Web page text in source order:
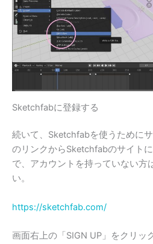
Sketchfabに登録する
続いて、Sketchfabを使うために
のリンクからSketchfabのサイト
で、アカウントを持っていない方
い。
https://sketchfab.com/
画面右上の「SIGN UP」をクリッ